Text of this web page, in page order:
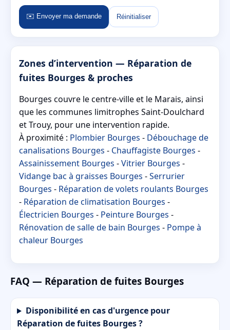
✉️ Envoyer ma demande Réinitialiser
Zones d’intervention — Réparation de
fuites Bourges & proches
Bourges couvre le centre-ville et le Marais, ainsi
que les communes limitrophes Saint-Doulchard
et Trouy, pour une intervention rapide.
À proximité : Plombier Bourges - Débouchage de
canalisations Bourges - Chauffagiste Bourges -
Assainissement Bourges -Vitrier Bourges -
Vidange bac à graisses Bourges -Serrurier
Bourges - Réparation de volets roulants Bourges
- Réparation de climatisation Bourges -
Électricien Bourges - Peinture Bourges -
Rénovation de salle de bain Bourges - Pompe à
chaleur Bourges
FAQ — Réparation de fuites Bourges
Disponibilité en cas d'urgence pour
Réparation de fuites Bourges ?